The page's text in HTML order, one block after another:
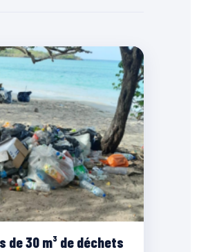
de 30 m³ de déchets